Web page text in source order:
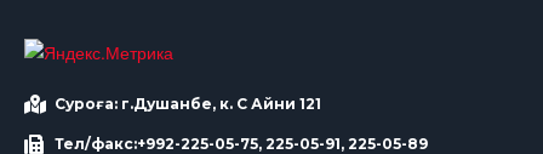
Суроға: г.Душанбе, к. С Айни 121
Тел/факс:+992-225-05-75, 225-05-91, 225-05-89